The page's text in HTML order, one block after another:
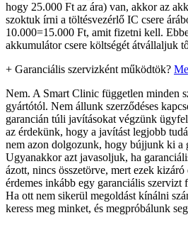
hogy 25.000 Ft az ára) van, akkor az
szoktuk írni a töltésvezérlő IC csere
10.000=15.000 Ft, amit fizetni kell.
akkumulátor csere költségét átvállaljuk
+ Garanciális szervizként működtök?
Nem. A Smart Clinic független minden
gyártótól. Nem állunk szerződéses
garancián túli javításokat végzünk
az érdekünk, hogy a javítást legjobb
nem azon dolgozunk, hogy bújjunk ki a
Ugyanakkor azt javasoljuk, ha
ázott, nincs összetörve, mert ezek
érdemes inkább egy garanciális szervizt
Ha ott nem sikerül megoldást kínálni
keress meg minket, és megpróbálunk